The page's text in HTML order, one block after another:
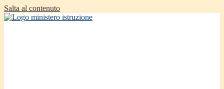
Salta al contenuto